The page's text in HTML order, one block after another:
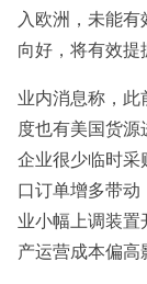
入欧洲，未能
向好，将有效提
业内消息称，
度也有美国货源
企业很少临时采
口订单增多带
业小幅上调装
产运营成本偏高